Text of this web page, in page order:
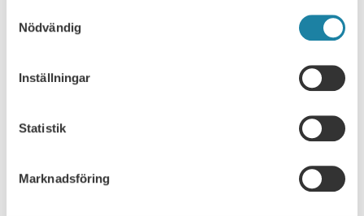
Nödvändig
Inställningar
Statistik
Marknadsföring
SULF TYCKER